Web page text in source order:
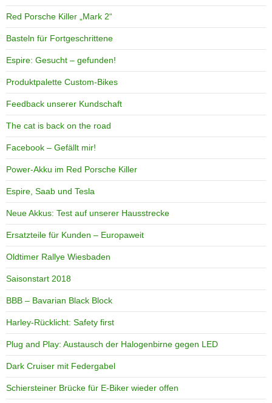
Red Porsche Killer „Mark 2“
Basteln für Fortgeschrittene
Espire: Gesucht – gefunden!
Produktpalette Custom-Bikes
Feedback unserer Kundschaft
The cat is back on the road
Facebook – Gefällt mir!
Power-Akku im Red Porsche Killer
Espire, Saab und Tesla
Neue Akkus: Test auf unserer Hausstrecke
Ersatzteile für Kunden – Europaweit
Oldtimer Rallye Wiesbaden
Saisonstart 2018
BBB – Bavarian Black Block
Harley-Rücklicht: Safety first
Plug and Play: Austausch der Halogenbirne gegen LED
Dark Cruiser mit Federgabel
Schiersteiner Brücke für E-Biker wieder offen